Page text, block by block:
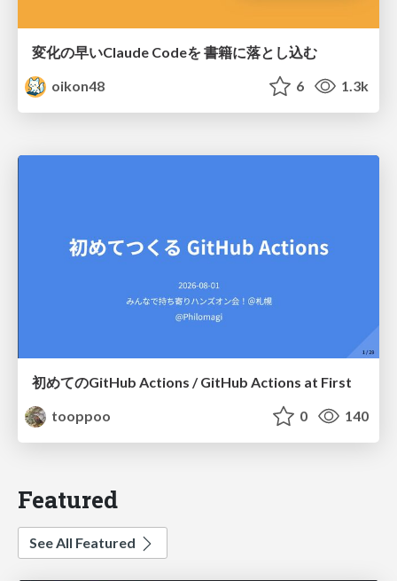
変化の早いClaude Codeを 書籍に落とし込む
oikon48
6 1.3k
初めてのGitHub Actions / GitHub Actions at First
tooppoo
0 140
Featured
See All Featured